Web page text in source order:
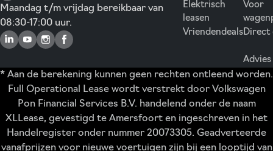
Maandag t/m vrijdag bereikbaar van
08:30-17:00 uur.
Elektrisch
leasen
Vriendendeals
Voor
Direct
* Aan de berekening kunnen geen rechten ontleend worden.
Full Operational Lease wordt verstrekt door Volkswagen
Pon Financial Services B.V. handelend onder de naam
XLLease, gevestigd te Amersfoort en ingeschreven in het
Handelregister onder nummer 20073305. Geadverteerde
vanafprijzen voor nieuwe voertuigen zijn bij een looptijd van